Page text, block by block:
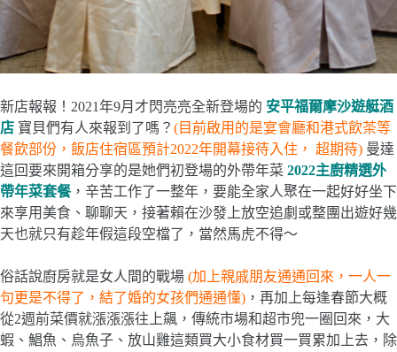
新店報報！2021年9月才閃亮亮全新登場的 安平福爾摩沙遊艇酒
店 寶貝們有人來報到了嗎？ (目前啟用的是宴會廳和港式飲茶等
餐飲部份，飯店住宿區預計2022年開幕接待入住， 超期待) 曼達
這回要來開箱分享的是她們初登場的外帶年菜 2022主廚精選外
帶年菜套餐，辛苦工作了一整年，要能全家人聚在一起好好坐下
來享用美食、聊聊天，接著賴在沙發上放空追劇或整團出遊好幾
天也就只有趁年假這段空檔了，當然馬虎不得～
俗話說廚房就是女人間的戰場 (加上親戚朋友通通回來，一人一
句更是不得了，結了婚的女孩們通通懂) ，再加上每逢春節大概
從2週前菜價就漲漲漲往上飆，傳統市場和超市兜一圈回來，大
蝦、鯧魚、烏魚子、放山雞這類買大小食材買一買累加上去，除